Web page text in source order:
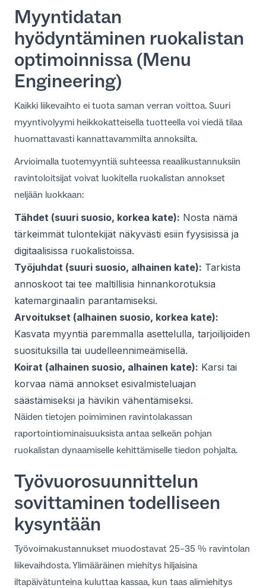
Myyntidatan
hyödyntäminen ruokalistan
optimoinnissa (Menu
Engineering)
Kaikki liikevaihto ei tuota saman verran voittoa. Suuri
myyntivolyymi heikkokatteisella tuotteella voi viedä tilaa
huomattavasti kannattavammilta annoksilta.
Arvioimalla tuotemyyntiä suhteessa reaalikustannuksiin
ravintoloitsijat voivat luokitella ruokalistan annokset
neljään luokkaan:
Tähdet (suuri suosio, korkea kate): Nosta nämä
tärkeimmät tulontekijät näkyvästi esiin fyysisissä ja
digitaalisissa ruokalistoissa.
Työjuhdat (suuri suosio, alhainen kate): Tarkista
annoskoot tai tee maltillisia hinnankorotuksia
katemarginaalin parantamiseksi.
Arvoitukset (alhainen suosio, korkea kate):
Kasvata myyntiä paremmalla asettelulla, tarjoilijoiden
suosituksilla tai uudelleennimeämisellä.
Koirat (alhainen suosio, alhainen kate): Karsi tai
korvaa nämä annokset esivalmisteluajan
säästämiseksi ja hävikin vähentämiseksi.
Näiden tietojen poimiminen ravintolakassan
raportointiominaisuuksista antaa selkeän pohjan
ruokalistan dynaamiselle kehittämiselle tiedon pohjalta.
Työvuorosuunnittelun
sovittaminen todelliseen
kysyntään
Työvoimakustannukset muodostavat 25–35 % ravintolan
liikevaihdosta. Ylimääräinen miehitys hiljaisina
iltapäivätunteina kuluttaa kassaa, kun taas alimiehitys